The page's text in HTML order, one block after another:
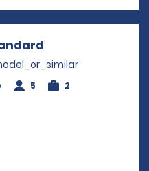
5 2